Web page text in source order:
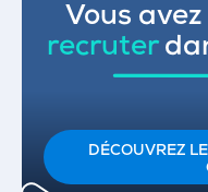
Vous avez
recruter
DÉCOUVREZ